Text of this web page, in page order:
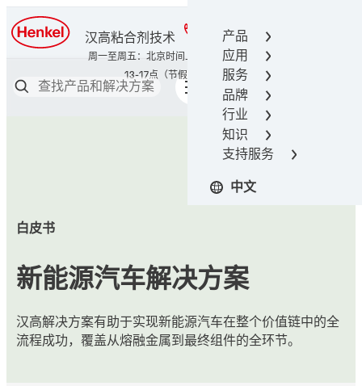
产品
应用
服务
品牌
行业
知识
支持服务
中文
汉高粘合剂技术 400-666-7306
白皮书
新能源汽车解决方案
汉高解决方案有助于实现新能源汽车在整个价值链中的全
流程成功，覆盖从熔融金属到最终组件的全环节。